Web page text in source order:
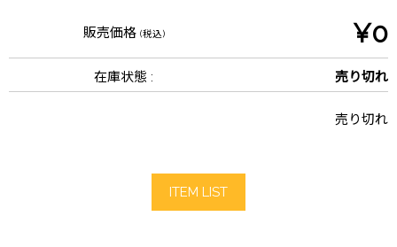
販売価格 (税込) ¥0
在庫状態 : 売り切れ
売り切れ
ITEM LIST